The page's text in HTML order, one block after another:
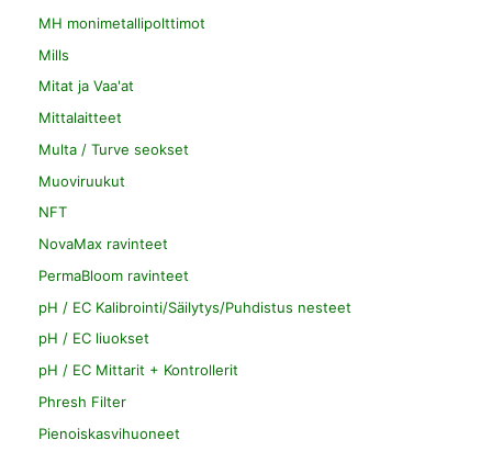
MH monimetallipolttimot
Mills
Mitat ja Vaa'at
Mittalaitteet
Multa / Turve seokset
Muoviruukut
NFT
NovaMax ravinteet
PermaBloom ravinteet
pH / EC Kalibrointi/Säilytys/Puhdistus nesteet
pH / EC liuokset
pH / EC Mittarit + Kontrollerit
Phresh Filter
Pienoiskasvihuoneet